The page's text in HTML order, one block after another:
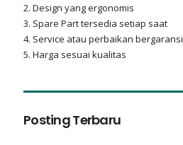
2. Design yang ergonomis
3. Spare Part tersedia setiap saat
4. Service atau perbaikan bergaransi
5. Harga sesuai kualitas
Posting Terbaru